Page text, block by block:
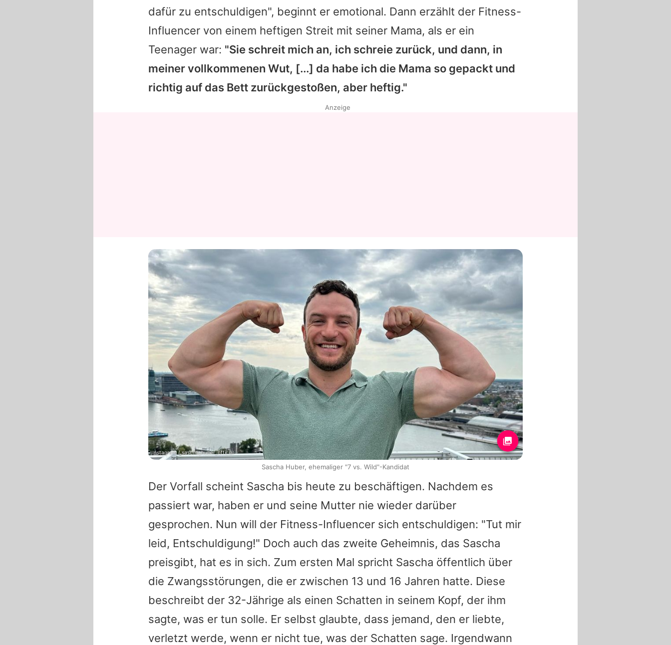
dafür zu entschuldigen", beginnt er emotional. Dann erzählt der Fitness-
Influencer von einem heftigen Streit mit seiner Mama, als er ein
Teenager war: "Sie schreit mich an, ich schreie zurück, und dann, in
meiner vollkommenen Wut, [...] da habe ich die Mama so gepackt und
richtig auf das Bett zurückgestoßen, aber heftig."
Der Vorfall scheint Sascha bis heute zu beschäftigen. Nachdem es
passiert war, haben er und seine Mutter nie wieder darüber
gesprochen. Nun will der Fitness-Influencer sich entschuldigen: "Tut mir
leid, Entschuldigung!" Doch auch das zweite Geheimnis, das Sascha
preisgibt, hat es in sich. Zum ersten Mal spricht Sascha öffentlich über
die Zwangsstörungen, die er zwischen 13 und 16 Jahren hatte. Diese
beschreibt der 32-Jährige als einen Schatten in seinem Kopf, der ihm
sagte, was er tun solle. Er selbst glaubte, dass jemand, den er liebte,
verletzt werde, wenn er nicht tue, was der Schatten sage. Irgendwann
Anzeige
Instagram / sascha_huber_official
Sascha Huber, ehemaliger "7 vs. Wild"-Kandidat